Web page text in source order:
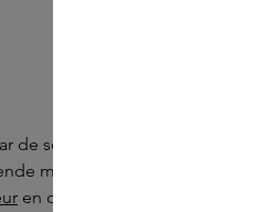
de schatten die de Himalaya rijk
meesterparfumeurs Bertrand
en ons newness merk